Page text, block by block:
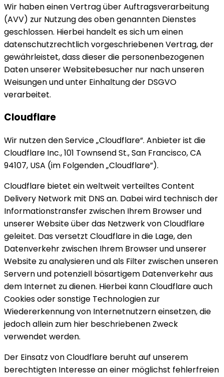
Wir haben einen Vertrag über Auftragsverarbeitung
(AVV) zur Nutzung des oben genannten Dienstes
geschlossen. Hierbei handelt es sich um einen
datenschutzrechtlich vorgeschriebenen Vertrag, der
gewährleistet, dass dieser die personenbezogenen
Daten unserer Websitebesucher nur nach unseren
Weisungen und unter Einhaltung der DSGVO
verarbeitet.
Cloudflare
Wir nutzen den Service „Cloudflare“. Anbieter ist die
Cloudflare Inc., 101 Townsend St., San Francisco, CA
94107, USA (im Folgenden „Cloudflare”).
Cloudflare bietet ein weltweit verteiltes Content
Delivery Network mit DNS an. Dabei wird technisch der
Informationstransfer zwischen Ihrem Browser und
unserer Website über das Netzwerk von Cloudflare
geleitet. Das versetzt Cloudflare in die Lage, den
Datenverkehr zwischen Ihrem Browser und unserer
Website zu analysieren und als Filter zwischen unseren
Servern und potenziell bösartigem Datenverkehr aus
dem Internet zu dienen. Hierbei kann Cloudflare auch
Cookies oder sonstige Technologien zur
Wiedererkennung von Internetnutzern einsetzen, die
jedoch allein zum hier beschriebenen Zweck
verwendet werden.
Der Einsatz von Cloudflare beruht auf unserem
berechtigten Interesse an einer möglichst fehlerfreien